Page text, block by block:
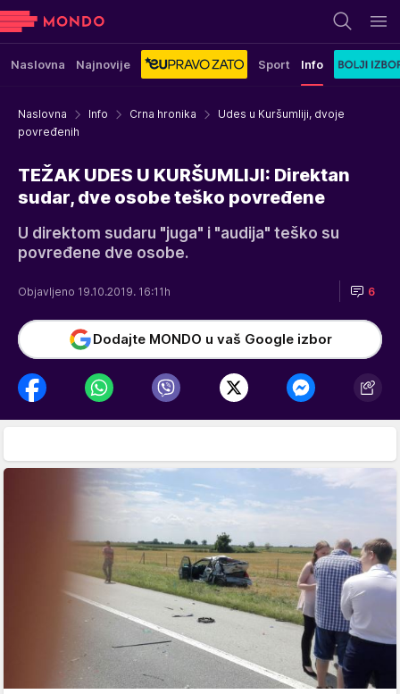
Naslovna Najnovije Sport Info
Naslovna Info Crna hronika
Udes u Kuršumliji, dvoje
povređenih
TEŽAK UDES U KURŠUMLIJI: Direktan
sudar, dve osobe teško povređene
U direktom sudaru "juga" i "audija" teško su
povređene dve osobe.
Objavljeno 19.10.2019. 16:11h 6
Dodajte MONDO u vaš Google izbor